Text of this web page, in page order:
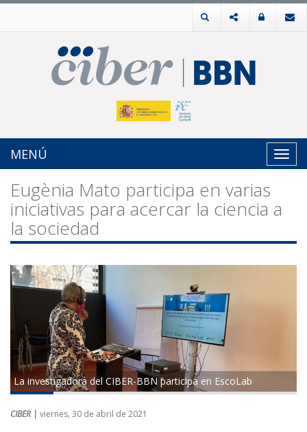
MENÚ
Eugènia Mato participa en varias
iniciativas para acercar la ciencia a
la sociedad
La investigadora del CIBER-BBN participa en EscoLab
CIBER | viernes, 30 de abril de 2021